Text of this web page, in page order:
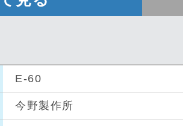
E-60
今野製作所